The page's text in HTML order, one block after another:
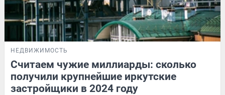
НЕДВИЖИМОСТЬ
Считаем чужие миллиарды: сколько
получили крупнейшие иркутские
застройщики в 2024 году